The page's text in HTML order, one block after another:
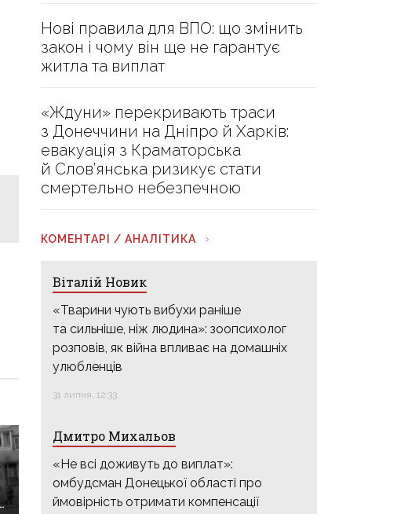
Нові правила для ВПО: що змінить
закон і чому він ще не гарантує
житла та виплат
«Ждуни» перекривають траси
з Донеччини на Дніпро й Харків:
евакуація з Краматорська
й Слов’янська ризикує стати
смертельно небезпечною
КОМЕНТАРІ / АНАЛІТИКА
Віталій Новик
«Тварини чують вибухи раніше
та сильніше, ніж людина»: зоопсихолог
розповів, як війна впливає на домашніх
улюбленців
31 липня, 12:33
Дмитро Михальов
«Не всі доживуть до виплат»:
омбудсман Донецької області про
ймовірність отримати компенсації